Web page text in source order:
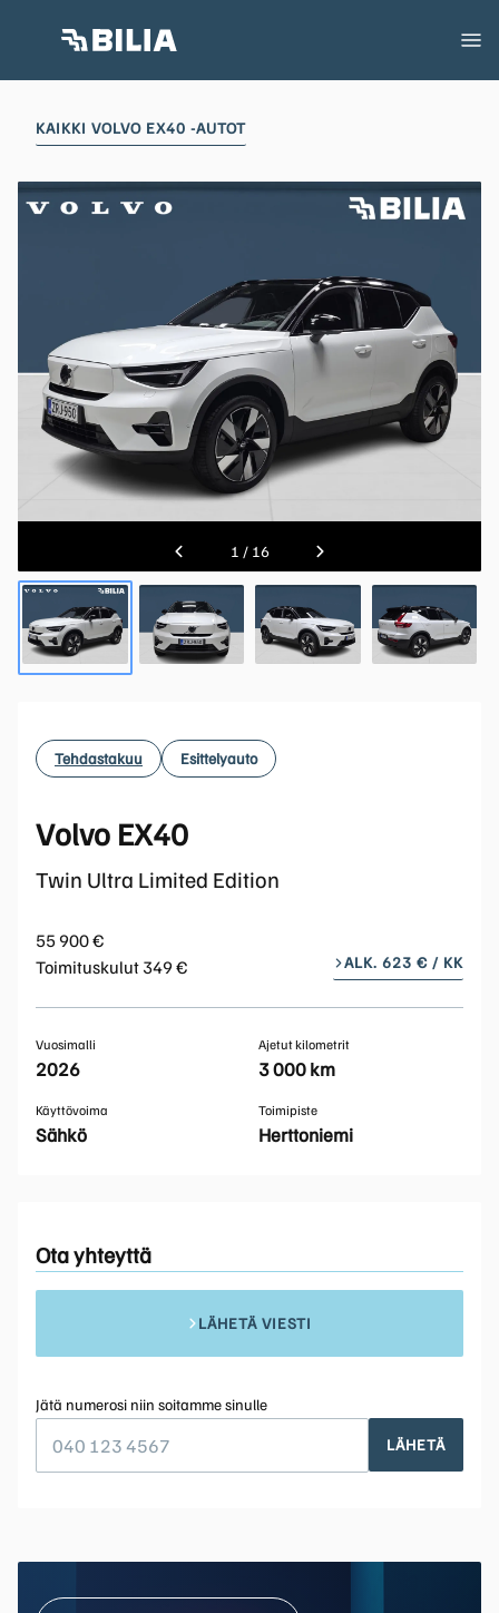
KAIKKI VOLVO EX40 -AUTOT
1 / 16
Tehdastakuu Esittelyauto
Volvo EX40
Twin Ultra Limited Edition
55 900 €
Toimituskulut 349 €
ALK. 623 € / KK
Vuosimalli
2026
Ajetut kilometrit
3 000 km
Käyttövoima
Sähkö
Toimipiste
Herttoniemi
Ota yhteyttä
LÄHETÄ VIESTI
Jätä numerosi niin soitamme sinulle
LÄHETÄ